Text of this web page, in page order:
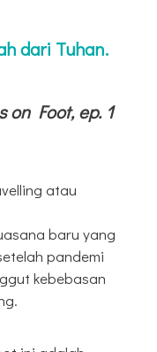
dari Tuhan.
on Foot, ep. 1
atau
baru yang
pandemi
kebebasan